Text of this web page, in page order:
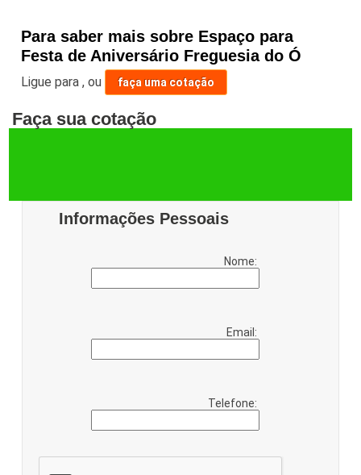
Para saber mais sobre Espaço para
Festa de Aniversário Freguesia do Ó
Ligue para,ou faça uma cotação
Faça sua cotação
Informações Pessoais
Nome:
Email:
Telefone: